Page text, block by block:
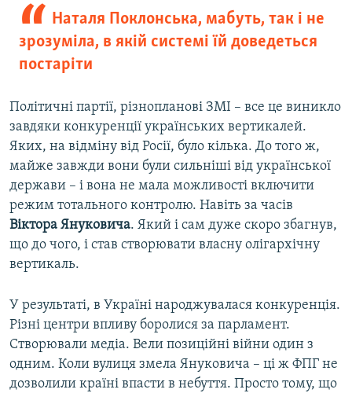
Наталя Поклонська, мабуть, так і не
зрозуміла, в якій системі їй доведеться
постаріти
Політичні партії, різнопланові ЗМІ – все це виникло
завдяки конкуренції українських вертикалей.
Яких, на відміну від Росії, було кілька. До того ж,
майже завжди вони були сильніші від української
держави – і вона не мала можливості включити
режим тотального контролю. Навіть за часів
Віктора Януковича. Який і сам дуже скоро збагнув,
що до чого, і став створювати власну олігархічну
вертикаль.
У результаті, в Україні народжувалася конкуренція.
Різні центри впливу боролися за парламент.
Створювали медіа. Вели позиційні війни один з
одним. Коли вулиця змела Януковича – ці ж ФПГ не
дозволили країні впасти в небуття. Просто тому, що